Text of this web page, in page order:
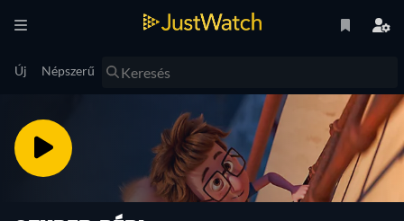
Új Népszerű